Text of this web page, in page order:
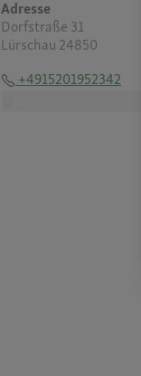
Adresse
Dorfstraße 31
Lürschau 24850
+4915201952342